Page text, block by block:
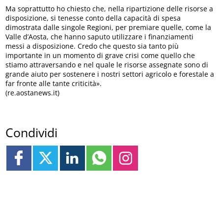
Ma soprattutto ho chiesto che, nella ripartizione delle risorse a
disposizione, si tenesse conto della capacità di spesa
dimostrata dalle singole Regioni, per premiare quelle, come la
Valle d’Aosta, che hanno saputo utilizzare i finanziamenti
messi a disposizione. Credo che questo sia tanto più
importante in un momento di grave crisi come quello che
stiamo attraversando e nel quale le risorse assegnate sono di
grande aiuto per sostenere i nostri settori agricolo e forestale a
far fronte alle tante criticità».
(re.aostanews.it)
Condividi